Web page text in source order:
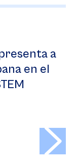
a
en el